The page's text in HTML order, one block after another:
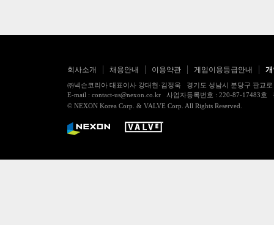
회사소개 채용안내 이용약관 게임이용등급안내
㈜넥슨코리아 대표이사 강대현·김정욱 경기도 성남시 분당구 판교
E-mail : contact-us@nexon.co.kr 사업자등록번호 : 220-87-17483
© NEXON Korea Corp. & VALVE Corp. All Rights Reserved.